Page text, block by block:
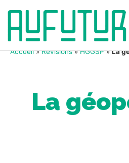
Accueil»Révisions»HGGSP»La
La